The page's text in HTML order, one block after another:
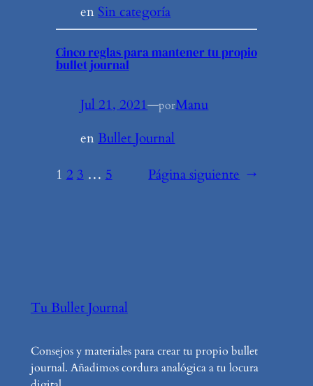
en Sin categoría
Cinco reglas para mantener tu propio
bullet journal
Jul 21, 2021—porManu
enBullet Journal
1 2 3 … 5 Página siguiente →
Tu Bullet Journal
Consejos y materiales para crear tu propio bullet
journal. Añadimos cordura analógica a tu locura